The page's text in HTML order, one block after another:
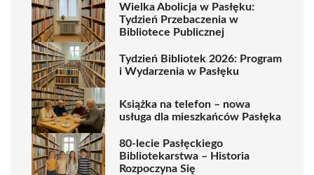
Wielka Abolicja w Pasłęku:
Tydzień Przebaczenia w
Bibliotece Publicznej
Tydzień Bibliotek 2026: Program
i Wydarzenia w Pasłęku
Książka na telefon – nowa
usługa dla mieszkańców Pasłęka
80-lecie Pasłęckiego
Bibliotekarstwa – Historia
Rozpoczyna Się